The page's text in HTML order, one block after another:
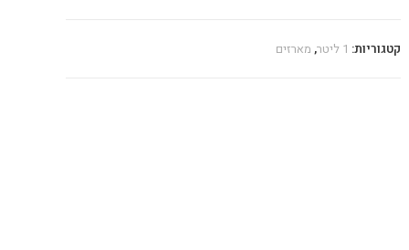
קטגוריות: 1 ליטר , מארזים